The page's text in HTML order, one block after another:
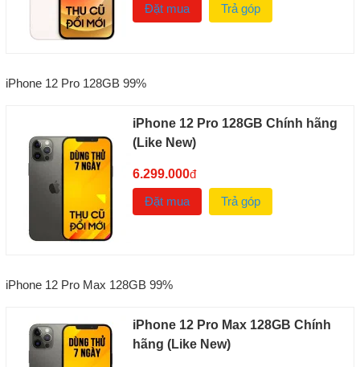
Đặt mua
Trả góp
iPhone 12 Pro 128GB 99%
iPhone 12 Pro 128GB Chính hãng
(Like New)
6.299.000đ
Đặt mua
Trả góp
iPhone 12 Pro Max 128GB 99%
iPhone 12 Pro Max 128GB Chính
hãng (Like New)